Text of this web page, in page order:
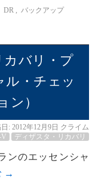
DR バックアップ
カバリ・プ
ル・チェッ
ン）
: 2012年12月9日 クライム
V ディザスタ・リカバリ
ンのエッセンシャ
→